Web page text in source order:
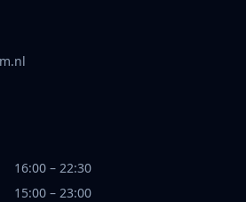
16:00 – 22:30
15:00 – 23:00